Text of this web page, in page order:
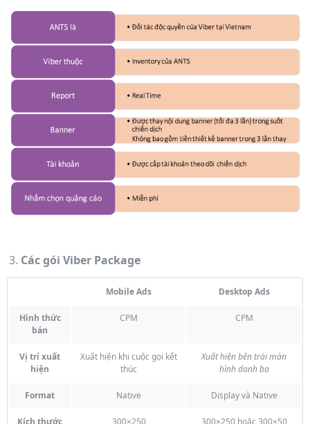
Các gói Viber Package
Mobile Ads Desktop Ads
Hình thức
bán
CPM CPM
Vị trí xuất
hiện
Xuất hiện khi cuộc gọi kết
thúc
Xuất hiện bên trái màn
hình danh bạ
Format Native Display và Native
Kích thước 300×250 300×250 hoặc 300×50